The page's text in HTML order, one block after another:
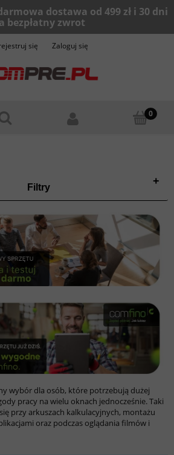
się Zaloguj się
Filtry
+
wybór dla osób, które potrzebują dużej
pracy na wielu oknach jednocześnie. Taki
przy arkuszach kalkulacyjnych, montażu
oraz podczas oglądania filmów i